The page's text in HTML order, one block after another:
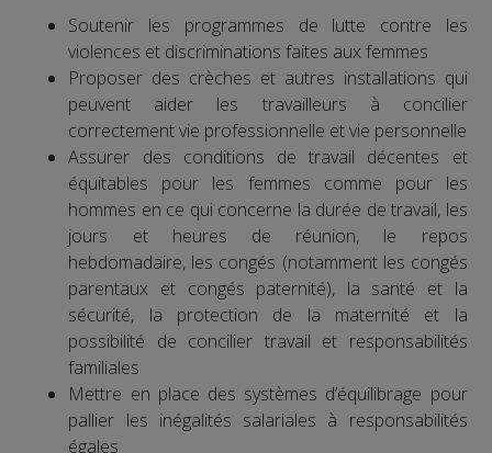
Soutenir les programmes de lutte contre les
violences et discriminations faites aux femmes
Proposer des crèches et autres installations qui
peuvent aider les travailleurs à concilier
correctement vie professionnelle et vie personnelle
Assurer des conditions de travail décentes et
équitables pour les femmes comme pour les
hommes en ce qui concerne la durée de travail, les
jours et heures de réunion, le repos
hebdomadaire, les congés (notamment les congés
parentaux et congés paternité), la santé et la
sécurité, la protection de la maternité et la
possibilité de concilier travail et responsabilités
familiales
Mettre en place des systèmes d’équilibrage pour
pallier les inégalités salariales à responsabilités
égales